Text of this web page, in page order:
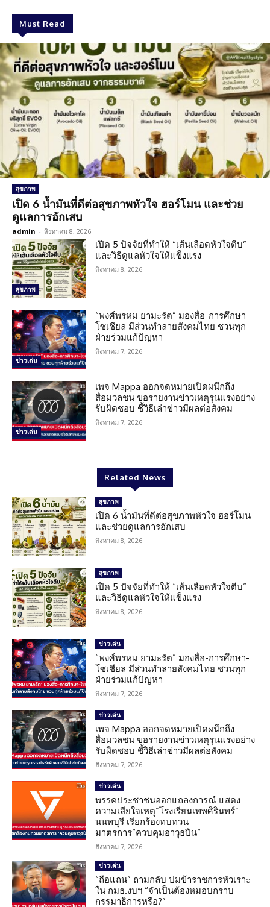
Must Read
สุขภาพ
เปิด 6 น้ำมันที่ดีต่อสุขภาพหัวใจ ฮอร์โมน และช่วย
ดูแลการอักเสบ
admin - สิงหาคม 8, 2026
สุขภาพ
เปิด 5 ปัจจัยที่ทำให้ “เส้นเลือดหัวใจตีบ”
และวิธีดูแลหัวใจให้แข็งแรง
สิงหาคม 8, 2026
ข่าวเด่น
“พงศ์พรหม ยามะรัต” มองสื่อ-การศึกษา-
โซเชียล มีส่วนทำลายสังคมไทย ชวนทุก
ฝ่ายร่วมแก้ปัญหา
สิงหาคม 7, 2026
ข่าวเด่น
เพจ Mappa ออกจดหมายเปิดผนึกถึง
สื่อมวลชน ขอรายงานข่าวเหตุรุนแรงอย่าง
รับผิดชอบ ชี้วิธีเล่าข่าวมีผลต่อสังคม
สิงหาคม 7, 2026
Related News
สุขภาพ
เปิด 6 น้ำมันที่ดีต่อสุขภาพหัวใจ ฮอร์โมน
และช่วยดูแลการอักเสบ
สิงหาคม 8, 2026
สุขภาพ
เปิด 5 ปัจจัยที่ทำให้ “เส้นเลือดหัวใจตีบ”
และวิธีดูแลหัวใจให้แข็งแรง
สิงหาคม 8, 2026
ข่าวเด่น
“พงศ์พรหม ยามะรัต” มองสื่อ-การศึกษา-
โซเชียล มีส่วนทำลายสังคมไทย ชวนทุก
ฝ่ายร่วมแก้ปัญหา
สิงหาคม 7, 2026
ข่าวเด่น
เพจ Mappa ออกจดหมายเปิดผนึกถึง
สื่อมวลชน ขอรายงานข่าวเหตุรุนแรงอย่าง
รับผิดชอบ ชี้วิธีเล่าข่าวมีผลต่อสังคม
สิงหาคม 7, 2026
ข่าวเด่น
พรรคประชาชนออกแถลงการณ์ แสดง
ความเสียใจเหตุ”โรงเรียนเทพศิรินทร์”
นนทบุรี เรียกร้องทบทวน
มาตรการ”ควบคุมอาวุธปืน”
สิงหาคม 7, 2026
ข่าวเด่น
“ถือแถน” ถามกลับ ปมข้าราชการหัวเราะ
ใน กมธ.งบฯ “จำเป็นต้องหมอบกราบ
กรรมาธิการหรือ?”